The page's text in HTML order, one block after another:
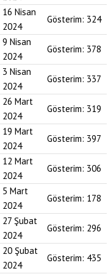
16 Nisan
2024
Gösterim: 324
9 Nisan
2024
Gösterim: 378
3 Nisan
2024
Gösterim: 337
26 Mart
2024
Gösterim: 319
19 Mart
2024
Gösterim: 397
12 Mart
2024
Gösterim: 306
5 Mart
2024
Gösterim: 178
27 Şubat
2024
Gösterim: 296
20 Şubat
2024
Gösterim: 435